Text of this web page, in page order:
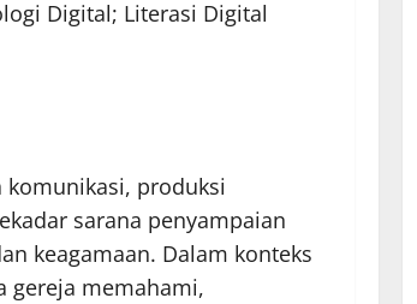
Digital; Literasi Digital
produksi
sarana penyampaian
keagamaan. Dalam konteks
gereja memahami,